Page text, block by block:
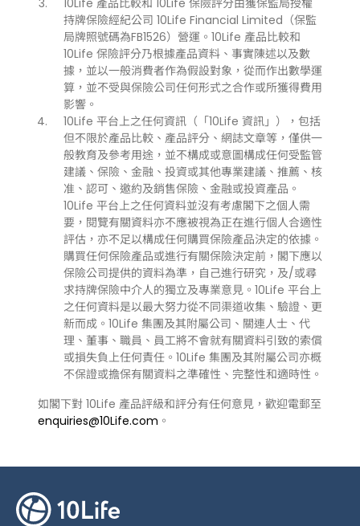
10Life 產品比較和 10Life 保險評分由獲保監局授權
持牌保險經紀公司 10Life Financial Limited（保監
局牌照號碼為FB1526）營運。10Life 產品比較和
10Life 保險評分乃根據產品資料、事實陳述以及數
據，並以一般消費者作為假設對象，從而作出數學運
算，並不受與保險公司任何形式之合作或所獲得費用
影響。
10Life 平台上之任何資訊（「10Life 資訊」），包括
但不限於產品比較、產品評分、網誌文章等，僅供一
般教育及參考用途，並不構成或意圖構成任何受監管
建議、保險、金融、投資或其他專業建議、推薦、核
准、認可、邀約及銷售保險、金融或投資產品。
10Life 平台上之任何資料並沒有考慮閣下之個人需
要，閱覽有關資料亦不應被視為正在進行個人合適性
評估，亦不足以構成任何購買保險產品決定的依據。
購買任何保險產品或進行有關保險決定前，閣下應以
保險公司提供的資料為準，自己進行研究，及/或尋
求持牌保險中介人的獨立及專業意見。10Life 平台上
之任何資料是以最大努力從不同渠道收集、驗證、更
新而成。10Life 集團及其附屬公司、關連人士、代
理、董事、職員、員工將不會就有關資料引致的索償
或損失負上任何責任。10Life 集團及其附屬公司亦概
不保證或擔保有關資料之準確性、完整性和適時性。
如閣下對 10Life 產品評級和評分有任何意見，歡迎電郵至
enquiries@10Life.com 。